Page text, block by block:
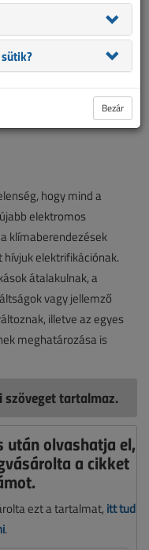
hogy mind a
elektromos
klímaberendezések
elektrifikációnak.
átalakulnak, a
vagy jellemző
illetve az egyes
meghatározása is
tartalmaz.
után olvashatja el,
a cikket
ezt a tartalmat, itt tud
.
Bezár